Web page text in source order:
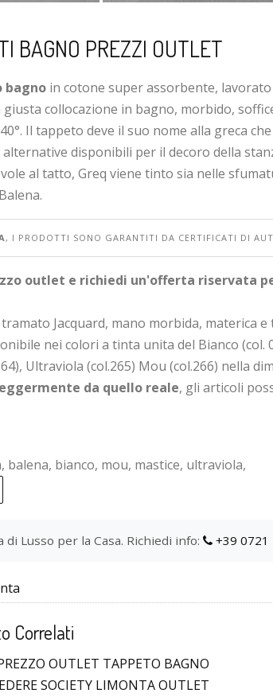
BAGNO PREZZI OUTLET
bagno in cotone super assorbente,
collocazione in bagno, morbido,
Il tappeto deve il suo nome alla greca
disponibili per il decoro della
al tatto, Greq viene tinto sia nelle
, I PRODOTTI SONO GARANTITI DA CERTIFICATI DI
outlet e richiedi un'offerta riservata
Jacquard, mano morbida, materica
nei colori a tinta unita del Bianco (col.
Ultraviola (col.265) Mou (col.266) nella
da quello reale, gli articoli
balena, bianco, mou, mastice, ultraviola,
di Lusso per la Casa. Richiedi info: +39 0721
Correlati
OUTLET TAPPETO BAGNO
SOCIETY LIMONTA OUTLET